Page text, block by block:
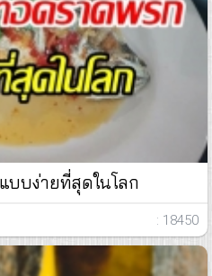
บบง่ายที่สุดในโลก
: 18450